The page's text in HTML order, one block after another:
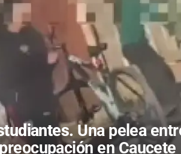
Una pelea
en Caucete